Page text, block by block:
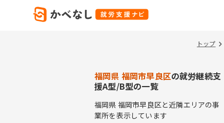
トップ
福岡県 福岡市早良区の就労継続支
援A型/B型の一覧
福岡県 福岡市早良区と近隣エリアの事
業所を表示しています